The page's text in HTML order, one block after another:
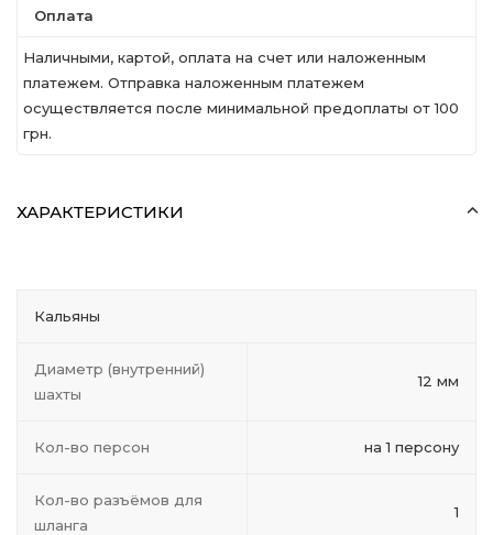
Оплата
Наличными, картой, оплата на счет или наложенным
платежем. Отправка наложенным платежем
осуществляется после минимальной предоплаты от 100
грн.
ХАРАКТЕРИСТИКИ
Кальяны
Диаметр (внутренний)
шахты
12 мм
Кол-во персон на 1 персону
Кол-во разъёмов для
шланга
1